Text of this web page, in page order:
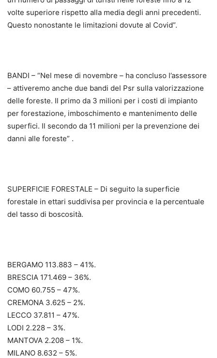
volte superiore rispetto alla media degli anni precedenti.
Questo nonostante le limitazioni dovute al Covid”.
BANDI – “Nel mese di novembre – ha concluso l’assessore
– attiveremo anche due bandi del Psr sulla valorizzazione
delle foreste. Il primo da 3 milioni per i costi di impianto
per forestazione, imboschimento e mantenimento delle
superfici. Il secondo da 11 milioni per la prevenzione dei
danni alle foreste” .
SUPERFICIE FORESTALE – Di seguito la superficie
forestale in ettari suddivisa per provincia e la percentuale
del tasso di boscosità.
BERGAMO 113.883 – 41%.
BRESCIA 171.469 – 36%.
COMO 60.755 – 47%.
CREMONA 3.625 – 2%.
LECCO 37.811 – 47%.
LODI 2.228 – 3%.
MANTOVA 2.208 – 1%.
MILANO 8.632 – 5%.